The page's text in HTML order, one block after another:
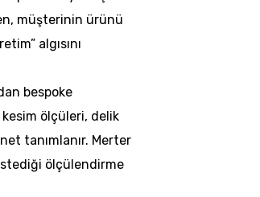
müşterinin ürünü
algısını
bespoke
ölçüleri, delik
tanımlanır. Merter
ölçülendirme